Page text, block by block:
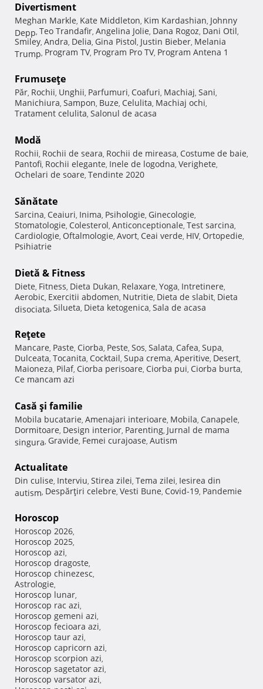
Divertisment
Meghan Markle, Kate Middleton, Kim Kardashian, Johnny
Depp, Teo Trandafir, Angelina Jolie, Dana Rogoz, Dani Otil,
Smiley, Andra, Delia, Gina Pistol, Justin Bieber, Melania
Trump, Program TV, Program Pro TV, Program Antena 1
Frumuseţe
Păr, Rochii, Unghii, Parfumuri, Coafuri, Machiaj, Sani,
Manichiura, Sampon, Buze, Celulita, Machiaj ochi,
Tratament celulita, Salonul de acasa
Modă
Rochii, Rochii de seara, Rochii de mireasa, Costume de baie,
Pantofi, Rochii elegante, Inele de logodna, Verighete,
Ochelari de soare, Tendinte 2020
Sănătate
Sarcina, Ceaiuri, Inima, Psihologie, Ginecologie,
Stomatologie, Colesterol, Anticonceptionale, Test sarcina,
Cardiologie, Oftalmologie, Avort, Ceai verde, HIV, Ortopedie,
Psihiatrie
Dietă & Fitness
Diete, Fitness, Dieta Dukan, Relaxare, Yoga, Intretinere,
Aerobic, Exercitii abdomen, Nutritie, Dieta de slabit, Dieta
disociata, Silueta, Dieta ketogenica, Sala de acasa
Reţete
Mancare, Paste, Ciorba, Peste, Sos, Salata, Cafea, Supa,
Dulceata, Tocanita, Cocktail, Supa crema, Aperitive, Desert,
Maioneza, Pilaf, Ciorba perisoare, Ciorba pui, Ciorba burta,
Ce mancam azi
Casă şi familie
Mobila bucatarie, Amenajari interioare, Mobila, Canapele,
Dormitoare, Design interior, Parenting, Jurnal de mama
singura, Gravide, Femei curajoase, Autism
Actualitate
Din culise, Interviu, Stirea zilei, Tema zilei, Iesirea din
autism, Despărţiri celebre, Vesti Bune, Covid-19, Pandemie
Horoscop
Horoscop 2026,
Horoscop 2025,
Horoscop azi,
Horoscop dragoste,
Horoscop chinezesc,
Astrologie,
Horoscop lunar,
Horoscop rac azi,
Horoscop gemeni azi,
Horoscop fecioara azi,
Horoscop taur azi,
Horoscop capricorn azi,
Horoscop scorpion azi,
Horoscop sagetator azi,
Horoscop varsator azi,